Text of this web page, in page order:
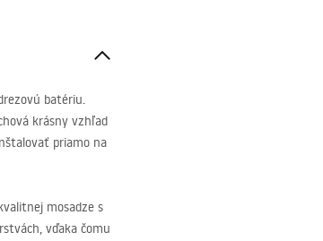
batériu.
krásny vzhľad
priamo na
mosadze s
vďaka čomu